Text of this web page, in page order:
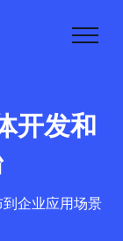
开发和
企业应用场景